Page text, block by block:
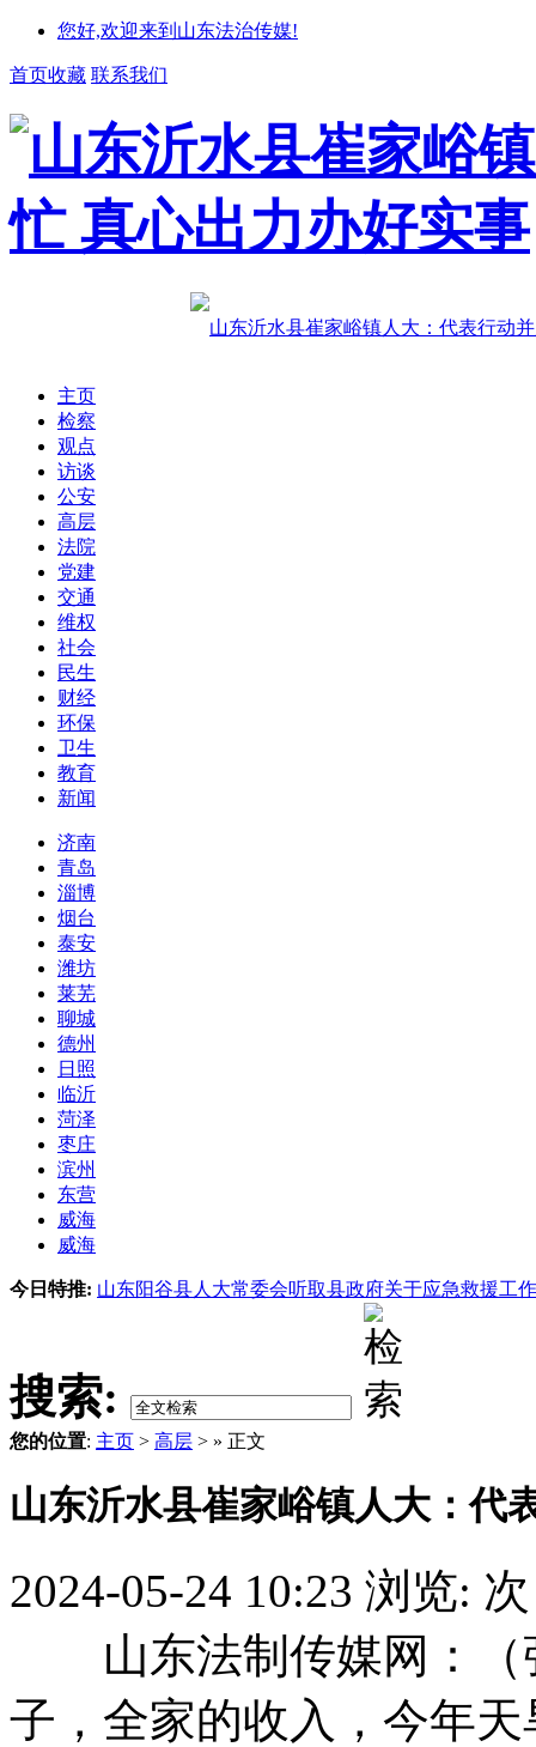
您好,欢迎来到山东法治传媒!
首页收藏 联系我们
主页
检察
观点
访谈
公安
高层
法院
党建
交通
维权
社会
民生
财经
环保
卫生
教育
新闻
济南
青岛
淄博
烟台
泰安
潍坊
莱芜
聊城
德州
日照
临沂
菏泽
枣庄
滨州
东营
威海
威海
今日特推: 山东阳谷县人大常委会听取县政府关于应急救援工
搜索:
您的位置: 主页 > 高层 > » 正文
山东沂水县崔家峪镇人大：代
2024-05-24 10:23 浏览: 次
山东法制传媒网：（
子，全家的收入，今年